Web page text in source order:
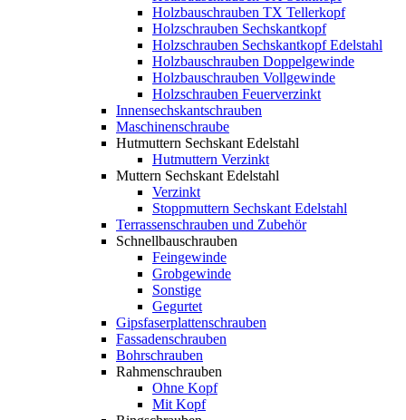
Holzbauschrauben TX Tellerkopf
Holzschrauben Sechskantkopf
Holzschrauben Sechskantkopf Edelstahl
Holzbauschrauben Doppelgewinde
Holzbauschrauben Vollgewinde
Holzschrauben Feuerverzinkt
Innensechskantschrauben
Maschinenschraube
Hutmuttern Sechskant Edelstahl
Hutmuttern Verzinkt
Muttern Sechskant Edelstahl
Verzinkt
Stoppmuttern Sechskant Edelstahl
Terrassenschrauben und Zubehör
Schnellbauschrauben
Feingewinde
Grobgewinde
Sonstige
Gegurtet
Gipsfaserplattenschrauben
Fassadenschrauben
Bohrschrauben
Rahmenschrauben
Ohne Kopf
Mit Kopf